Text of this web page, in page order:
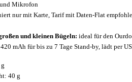
Mikrofon
nur mit Karte, Tarif mit Daten-Flat
und kleinen Bügeln: ideal für den
mAh für bis zu 7 Tage Stand-by, lädt per
40 g